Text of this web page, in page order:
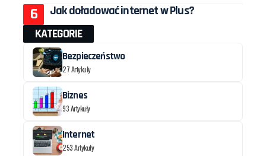
Jak doładować internet w Plus?
KATEGORIE
Bezpieczeństwo
27 Artykuły
Biznes
93 Artykuły
Internet
253 Artykuły